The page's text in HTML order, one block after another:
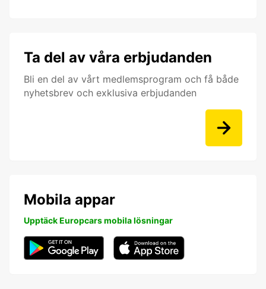
Ta del av våra erbjudanden
Bli en del av vårt medlemsprogram och få både
nyhetsbrev och exklusiva erbjudanden
Mobila appar
Upptäck Europcars mobila lösningar